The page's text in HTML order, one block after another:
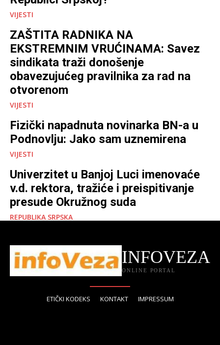
VIJESTI
ZAŠTITA RADNIKA NA
EKSTREMNIM VRUĆINAMA: Savez
sindikata traži donošenje
obavezujućeg pravilnika za rad na
otvorenom
VIJESTI
Fizički napadnuta novinarka BN-a u
Podnovlju: Jako sam uznemirena
VIJESTI
Univerzitet u Banjoj Luci imenovaće
v.d. rektora, tražiće i preispitivanje
presude Okružnog suda
REPUBLIKA SRPSKA
INFOVEZA
ONLINE PORTAL
ETIČKI KODEKS KONTAKT IMPRESSUM